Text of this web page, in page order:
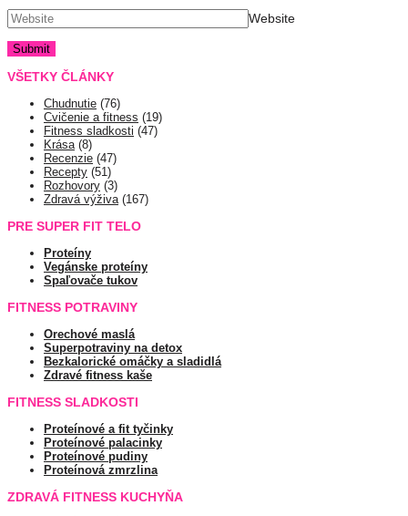
Website
VŠETKY ČLÁNKY
Chudnutie (76)
Cvičenie a fitness (19)
Fitness sladkosti (47)
Krása(8)
Recenzie (47)
Recepty (51)
Rozhovory (3)
Zdravá výživa(167)
PRE SUPER FIT TELO
Proteíny
Vegánske proteíny
Spaľovače tukov
FITNESS POTRAVINY
Orechové maslá
Superpotraviny na detox
Bezkalorické omáčky a sladidlá
Zdravé fitness kaše
FITNESS SLADKOSTI
Proteínové a fit tyčinky
Proteínové palacinky
Proteínové pudiny
Proteínová zmrzlina
ZDRAVÁ FITNESS KUCHYŇA